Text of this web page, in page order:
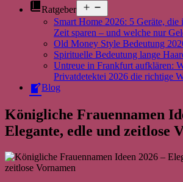
Ratgeber
öffnen
Smart Home 2026: 5 Geräte,
Zeit sparen – und welche nur
Old Money Style Bedeutung
Spirituelle Bedeutung lange
Untreue in Frankfurt aufklären:
Privatdetektei 2026 die richtige
Blog
Königliche Frauennamen
Elegante, edle und zeitlose